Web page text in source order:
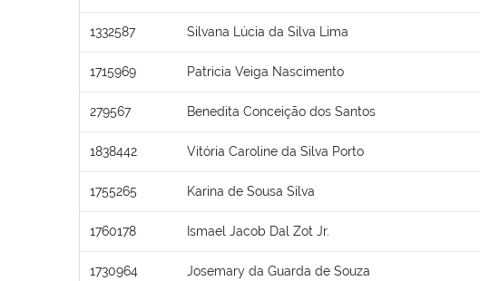
1332587 Silvana Lúcia da Silva Lima
1715969 Patricia Veiga Nascimento
279567 Benedita Conceição dos Santos
1838442 Vitória Caroline da Silva Porto
1755265 Karina de Sousa Silva
1760178 Ismael Jacob Dal Zot Jr.
1730964 Josemary da Guarda de Souza